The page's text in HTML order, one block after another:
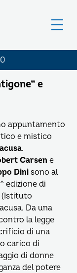
e
appuntamento
e mistico
.
Carsen e
Dini sono al
edizione di
(Istituto
Da una
la legge
di una
carico di
di donne
del potere